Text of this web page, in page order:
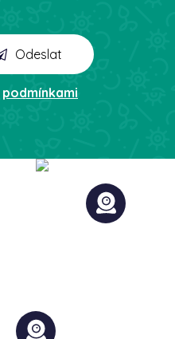
Odeslat
podmínkami